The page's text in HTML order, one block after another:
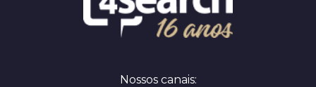
Nossos canais: